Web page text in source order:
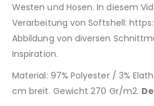
Westen und Hosen. In diesem
Verarbeitung von Softshell:
Abbildung von diversen
Inspiration.
Material: 97% Polyester / 3%
cm breit. Gewicht 270 Gr/m2.